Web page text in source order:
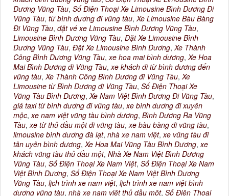
Dương Vũng Tàu, Số Điện Thoại Xe Limousine Bình Dương Đi
Vũng Tàu, từ bình dương đi vũng tàu,Xe Limousine Bàu Bàng
Đi Vũng Tàu, đặt vé xe Limousine Bình Dương Vũng Tàu,
Limousine Bình Dương Vũng Tàu, Đặt Xe Limousine Bình
Dương Vũng Tàu, Đặt Xe Limousine Bình Dương,Xe Thành
Công Bình Dương Vũng Tàu,xe hoa mai bình dương,Xe Hoa
Mai Bình Dương đi Vũng Tàu,xe khách đi từ bình dương đến
vũng tàu,Xe Thành Công Bình Dương đi Vũng Tàu,Xe
Limousine từ Bình Dương đi Vũng Tàu, Số Điện Thoại Xe
Vũng Tàu Bình Dương,Xe Nam Việt Bình Dương Đi Vũng Tàu,
giá taxi từ bình dương đi vũng tàu,xe bình dương đi xuyên
mộc,xe nam việt vũng tàu bình dương, Bình Dương Ra Vũng
Tàu,xe từ thủ dầu một đi vũng tàu,xe bàu bàng đi vũng tàu,
limousine bình dương đà lạt, nhà xe nam việt,xe vũng tàu đi
tân uyên bình dương,Xe Hoa Mai Vũng Tàu Bình Dương,xe
khách vũng tàu thủ dầu một, Nhà Xe Nam Việt Bình Dương
Vũng Tàu, Số Điện Thoại Xe Nam Việt, Số Điện Thoại Xe Nam
Việt Bình Dương, Số Điện Thoại Xe Nam Việt Bình Dương
Vũng Tàu, lịch trình xe nam việt, lịch trình xe nam việt bình
dương vũng tàu, nhà xe nam việt thủ dầu một, Số Điện Thoại